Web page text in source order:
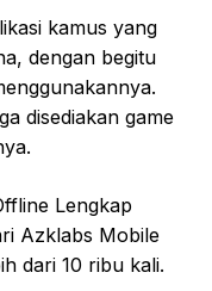
kamus yang
dengan begitu
disediakan game
Lengkap
Azklabs Mobile
dari 10 ribu kali.